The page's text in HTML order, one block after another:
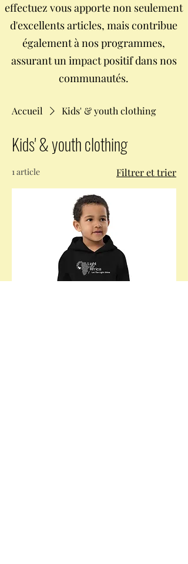
effectuez vous apporte non seulement
d'excellents articles, mais contribue
également à nos programmes,
assurant un impact positif dans nos
communautés.
Accueil Kids' & youth clothing
Kids' & youth clothing
1 article Filtrer et trier